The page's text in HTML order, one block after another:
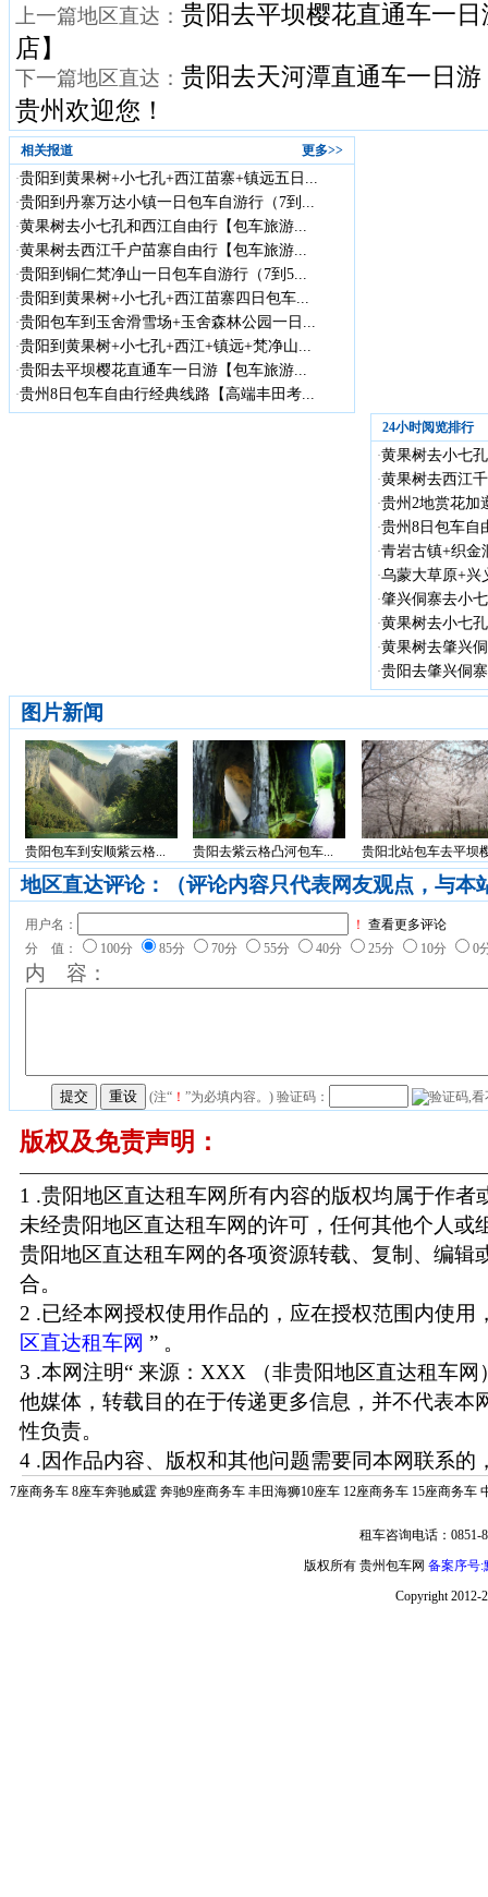
上一篇地区直达： 贵阳去平坝樱花直通车一
店】
下一篇地区直达： 贵阳去天河潭直通车一日
贵州欢迎您！
更多>>
相关报道
·贵阳到黄果树+小七孔+西江苗寨+镇远五日...
·贵阳到丹寨万达小镇一日包车自游行（7到...
·黄果树去小七孔和西江自由行【包车旅游...
·黄果树去西江千户苗寨自由行【包车旅游...
·贵阳到铜仁梵净山一日包车自游行（7到5...
·贵阳到黄果树+小七孔+西江苗寨四日包车...
·贵阳包车到玉舍滑雪场+玉舍森林公园一日...
·贵阳到黄果树+小七孔+西江+镇远+梵净山...
·贵阳去平坝樱花直通车一日游【包车旅游...
·贵州8日包车自由行经典线路【高端丰田考...
24小时阅览排行
·黄果树去小七
·黄果树去西江
·贵州2地赏花加
·贵州8日包车自
·青岩古镇+织金
·乌蒙大草原+兴
·肇兴侗寨去小
·黄果树去小七
·黄果树去肇兴
·贵阳去肇兴侗
图片新闻
贵阳包车到安顺紫云格... 贵阳去紫云格凸河包车... 贵阳北站包车去平坝
地区直达评论：（评论内容只代表网友观点，与本
用户名： ！ 查看更多评论
分 值：
100分 85分 70分 55分 40分 25分 10分 0
内 容：
(注“ ！ ”为必填内容。) 验证码：
版权及免责声明：
1 .贵阳地区直达租车网所有内容的版权均属于作者
未经贵阳地区直达租车网的许可，任何其他个人或
贵阳地区直达租车网的各项资源转载、复制、编辑
合。
2 .已经本网授权使用作品的，应在授权范围内使用
区直达租车网 ” 。
3 .本网注明“ 来源：XXX （非贵阳地区直达租车网
他媒体，转载目的在于传递更多信息，并不代表本
性负责。
4 .因作品内容、版权和其他问题需要同本网联系的
7座商务车 8座车奔驰威霆 奔驰9座商务车 丰田海狮10座车 12座商务车 15座商务车
租车咨询电话：0851-
版权所有 贵州包车网 备案序号:
Copyright 2012-